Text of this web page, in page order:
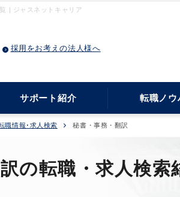
| ジャスネットキャリア
採用をお考えの法人様へ
サポート紹介 転職ノウ
職情報･求人検索 秘書・事務・翻訳
の転職・求人検索